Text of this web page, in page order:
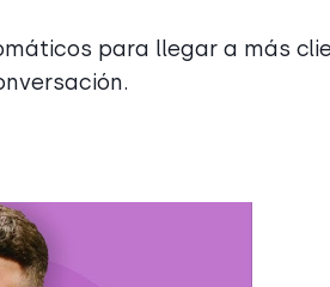
para llegar a más